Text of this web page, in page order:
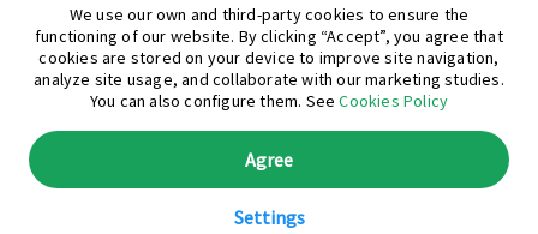
¿En qué podemos ayudarte hoy?
We use our own and third-party cookies to ensure the
functioning of our website. By clicking “Accept”, you agree that
cookies are stored on your device to improve site navigation,
analyze site usage, and collaborate with our marketing studies.
You can also configure them. SeeCookies Policy
Settings
Agree